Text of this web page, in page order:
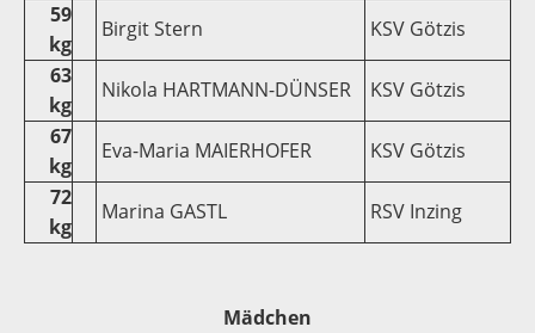
59
kg
Birgit Stern
KSV Götzis
63
kg
Nikola HARTMANN-DÜNSER
KSV Götzis
67
kg
Eva-Maria MAIERHOFER
KSV Götzis
72
kg
Marina GASTL RSV Inzing
Mädchen